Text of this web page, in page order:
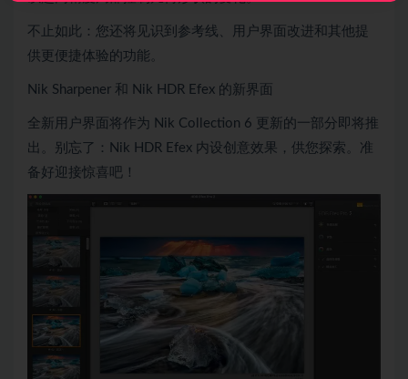
不止如此：您还将见识到参考线、用户界面改进和其他提
供更便捷体验的功能。
Nik Sharpener 和 Nik HDR Efex 的新界面
全新用户界面将作为 Nik Collection 6 更新的一部分即将推
出。别忘了：Nik HDR Efex 内设创意效果，供您探索。准
备好迎接惊喜吧！